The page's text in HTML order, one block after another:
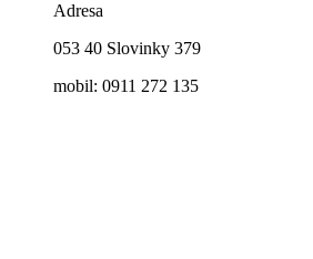
Adresa
053 40 Slovinky 379
mobil: 0911 272 135